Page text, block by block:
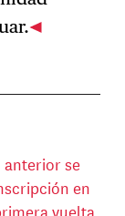
se
en
vuelta